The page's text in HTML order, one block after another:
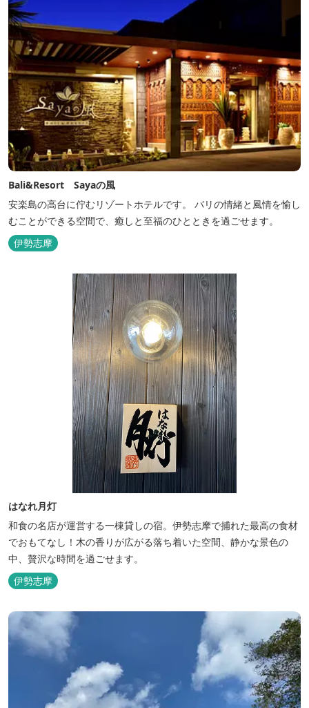
Bali&Resort Sayaの風
安楽島の高台に佇むリゾートホテルです。 バリの情緒と風情を愉し
むことができる空間で、癒しと至福のひとときを過ごせます。
伊勢志摩
はなれ月灯
和食の名店が運営する一棟貸しの宿。伊勢志摩で捕れた最高の食材
でおもてなし！木の香りが広がる落ち着いた空間、静かな景色の
中、贅沢な時間を過ごせます。
伊勢志摩